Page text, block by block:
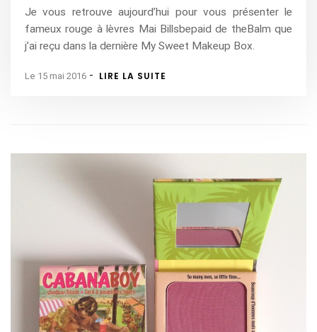
Je vous retrouve aujourd’hui pour vous présenter le
fameux rouge à lèvres Mai Billsbepaid de theBalm que
j’ai reçu dans la dernière My Sweet Makeup Box.
Le 15 mai 2016 - LIRE LA SUITE